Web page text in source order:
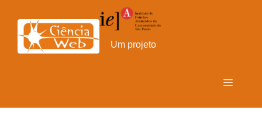
para
conteúdo
Um projeto
Menu